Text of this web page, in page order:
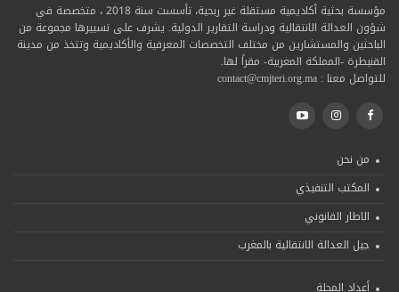
مؤسسة بحثية أكاديمية مستقلة غير ربحية، تأسست سنة 2018 ، متخصصة في
شؤون العدالة الانتقالية ودراسة التقارير الدولية. يشرف على تسييرها مجموعة من
الباحثين والمستشارين من مختلف التخصصات المعرفية والأكاديمية وتتخذ من مدينة
القنيطرة -المملكة المغربية- مقراً لها.
للتواصل معنا : contact@cmjteri.org.ma
من نحن
المكتب التنفيذي
الاطار القانوني
جيل العدالة الانتقالية بالمغرب
أعداد المجلة